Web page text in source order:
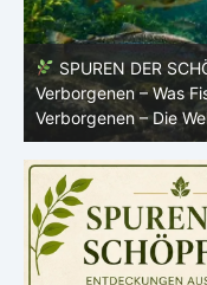
Episode 8 – Leben im
|
Leben im